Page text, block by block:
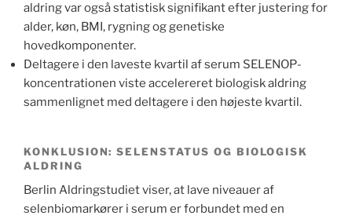
aldring var også statistisk signifikant efter justering for
alder, køn, BMI, rygning og genetiske
hovedkomponenter.
Deltagere i den laveste kvartil af serum SELENOP-
koncentrationen viste accelereret biologisk aldring
sammenlignet med deltagere i den højeste kvartil.
KONKLUSION: SELENSTATUS OG BIOLOGISK
ALDRING
Berlin Aldringstudiet viser, at lave niveauer af
selenbiomarkører i serum er forbundet med en